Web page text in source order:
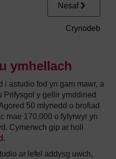
Nesaf
Crynodeb
ymhellach
i astudio fod yn gam mawr, a
Prifysgol y gellir ymddiried
50 mlynedd o brofiad
mae 170,000 o fyfyrwyr yn
Cymerwch gip ar holl
.
ar lefel addysg uwch,